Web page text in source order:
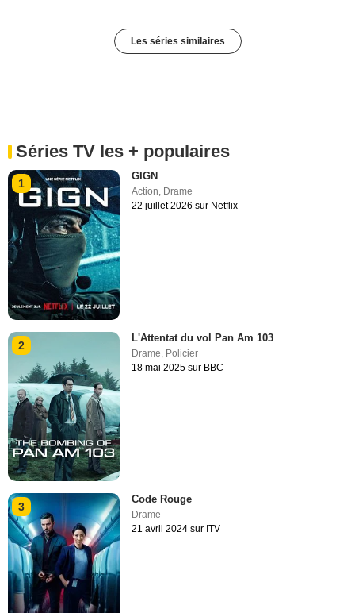
Les séries similaires
Séries TV les + populaires
1
GIGN
Action, Drame
22 juillet 2026 sur Netflix
2
L'Attentat du vol Pan Am 103
Drame Policier
18 mai 2025 sur BBC
3
Code Rouge
Drame
21 avril 2024 sur ITV